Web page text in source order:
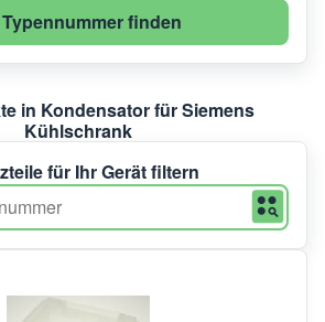
Typennummer finden
in Kondensator für Siemens
Kühlschrank
für Ihr Gerät filtern